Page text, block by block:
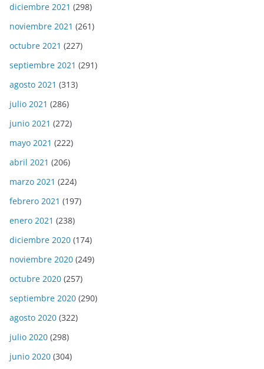
diciembre 2021 (298)
noviembre 2021 (261)
octubre 2021 (227)
septiembre 2021 (291)
agosto 2021 (313)
julio 2021 (286)
junio 2021 (272)
mayo 2021 (222)
abril 2021 (206)
marzo 2021 (224)
febrero 2021 (197)
enero 2021 (238)
diciembre 2020 (174)
noviembre 2020 (249)
octubre 2020 (257)
septiembre 2020 (290)
agosto 2020 (322)
julio 2020 (298)
junio 2020 (304)